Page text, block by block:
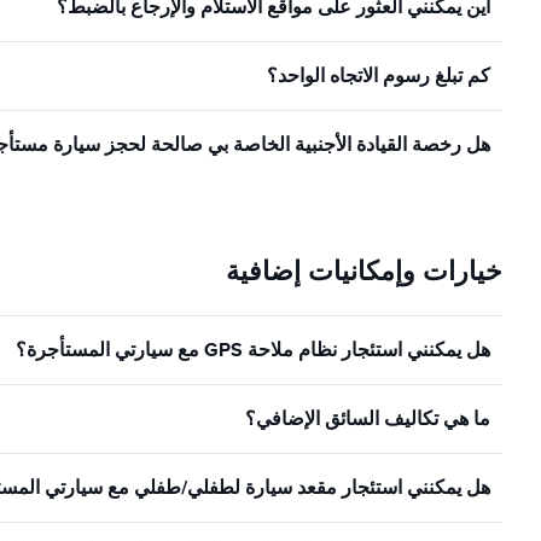
أين يمكنني العثور على مواقع الاستلام والإرجاع بالضبط؟
كم تبلغ رسوم الاتجاه الواحد؟
هل رخصة القيادة الأجنبية الخاصة بي صالحة لحجز سيارة
خيارات وإمكانيات إضافية
هل يمكنني استئجار نظام ملاحة GPS مع سيارتي المستأجرة؟
ما هي تكاليف السائق الإضافي؟
هل يمكنني استئجار مقعد سيارة لطفلي/طفلي مع سيارتي